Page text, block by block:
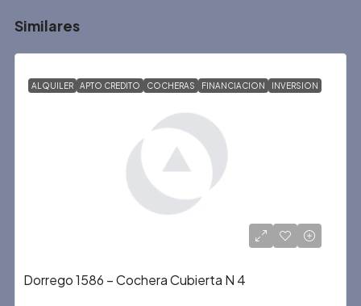
Similares
ALQUILER APTO CREDITO COCHERAS FINANCIACION INVERSION
Dorrego 1586 – Cochera Cubierta N 4